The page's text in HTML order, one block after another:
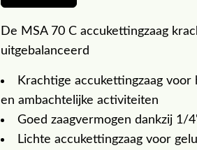
De MSA 70 C accukettingzaag
uitgebalanceerd
Krachtige accukettingzaag
en ambachtelijke activiteiten
Goed zaagvermogen dankzij 1/
Lichte accukettingzaag voor